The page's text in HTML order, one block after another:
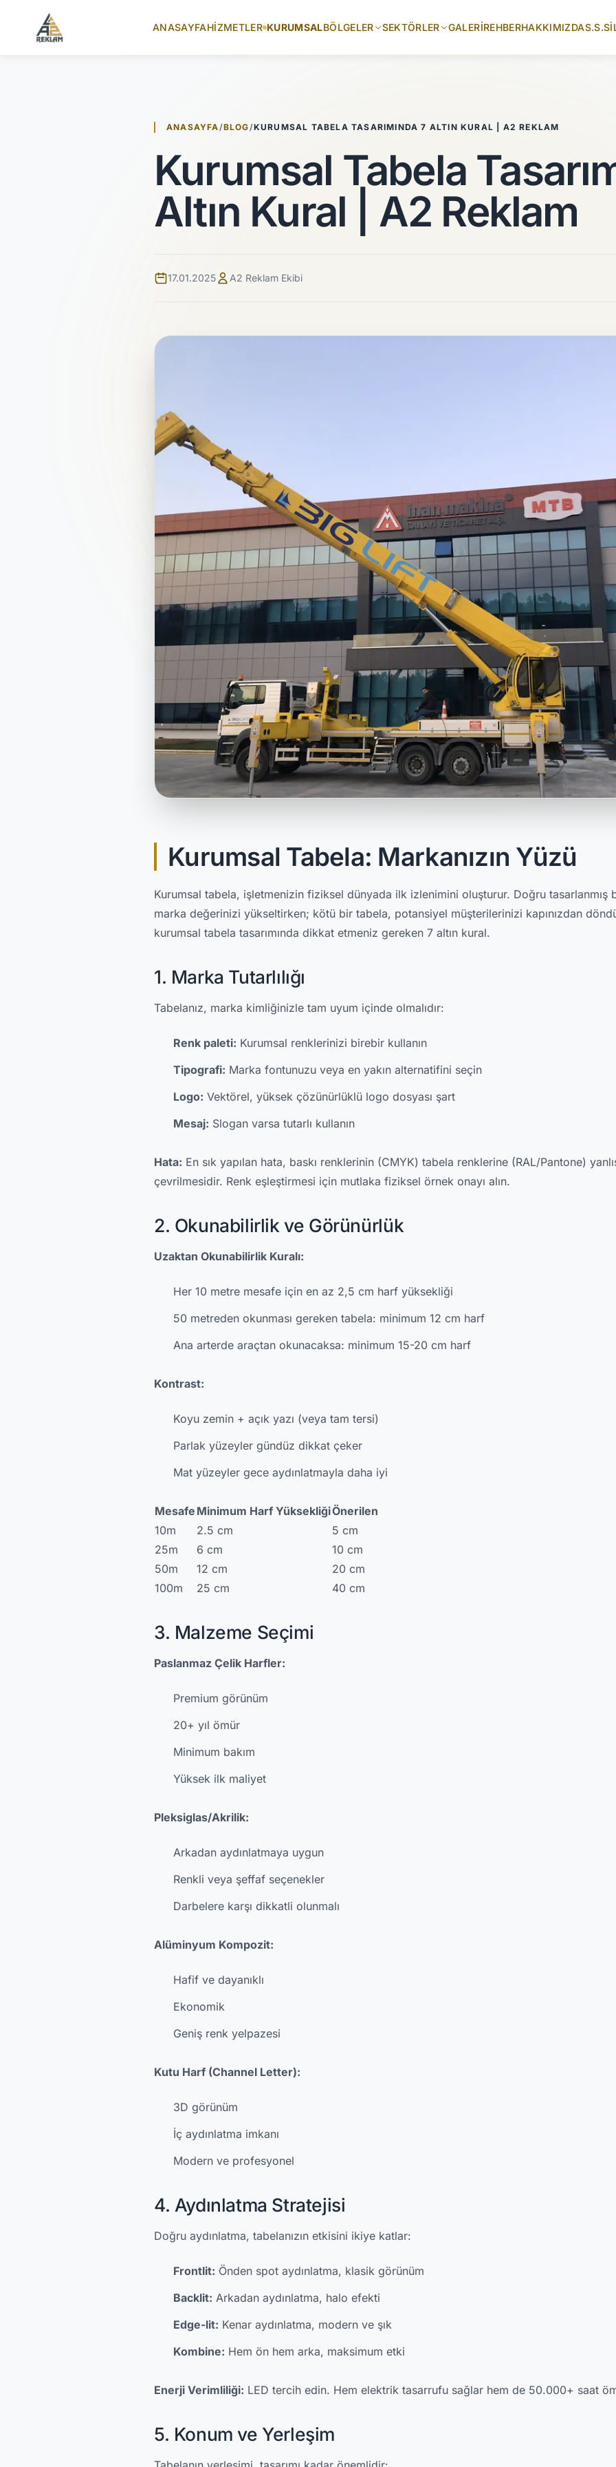
ANASAYFAHIZMETLER KURUMSALBÖLGELER SEKTÖRLER GALERIREHBERHAKKIMIZDAS.S.S
ANASAYFA/BLOG/KURUMSAL TABELA TASARIMINDA 7 ALTIN KURAL | A2 REKLAM
Kurumsal Tabela
Altın Kural | A2 Reklam
17.01.2025 A2 Reklam Ekibi
Kurumsal Tabela: Markanızın Yüzü
Kurumsal tabela, işletmenizin fiziksel dünyada ilk izlenimini oluşturur. Doğru tasarlanmış
marka değerinizi yükseltirken; kötü bir tabela, potansiyel müşterilerinizi kapınızdan
kurumsal tabela tasarımında dikkat etmeniz gereken 7 altın kural.
1. Marka Tutarlılığı
Tabelanız, marka kimliğinizle tam uyum içinde olmalıdır:
Renk paleti: Kurumsal renklerinizi birebir kullanın
Tipografi: Marka fontunuzu veya en yakın alternatifini seçin
Logo: Vektörel, yüksek çözünürlüklü logo dosyası şart
Mesaj: Slogan varsa tutarlı kullanın
Hata: En sık yapılan hata, baskı renklerinin (CMYK) tabela renklerine (RAL/Pantone)
çevrilmesidir. Renk eşleştirmesi için mutlaka fiziksel örnek onayı alın.
2. Okunabilirlik ve Görünürlük
Uzaktan Okunabilirlik Kuralı:
Her 10 metre mesafe için en az 2,5 cm harf yüksekliği
50 metreden okunması gereken tabela: minimum 12 cm harf
Ana arterde araçtan okunacaksa: minimum 15-20 cm harf
Kontrast:
Koyu zemin + açık yazı (veya tam tersi)
Parlak yüzeyler gündüz dikkat çeker
Mat yüzeyler gece aydınlatmayla daha iyi
Mesafe Minimum Harf YüksekliğiÖnerilen
10m
2.5 cm
5 cm
25m
6 cm
10 cm
50m
12 cm
20 cm
100m
25 cm 40 cm
3. Malzeme Seçimi
Paslanmaz Çelik Harfler:
Premium görünüm
20+ yıl ömür
Minimum bakım
Yüksek ilk maliyet
Pleksiglas/Akrilik:
Arkadan aydınlatmaya uygun
Renkli veya şeffaf seçenekler
Darbelere karşı dikkatli olunmalı
Alüminyum Kompozit:
Hafif ve dayanıklı
Ekonomik
Geniş renk yelpazesi
Kutu Harf (Channel Letter):
3D görünüm
İç aydınlatma imkanı
Modern ve profesyonel
4. Aydınlatma Stratejisi
Doğru aydınlatma, tabelanızın etkisini ikiye katlar:
Frontlit: Önden spot aydınlatma, klasik görünüm
Backlit: Arkadan aydınlatma, halo efekti
Edge-lit: Kenar aydınlatma, modern ve şık
Kombine: Hem ön hem arka, maksimum etki
Enerji Verimliliği: LED tercih edin. Hem elektrik tasarrufu sağlar hem de 50.000+ saat
5. Konum ve Yerleşim